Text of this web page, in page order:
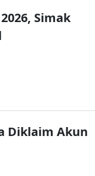
Simak
Diklaim Akun